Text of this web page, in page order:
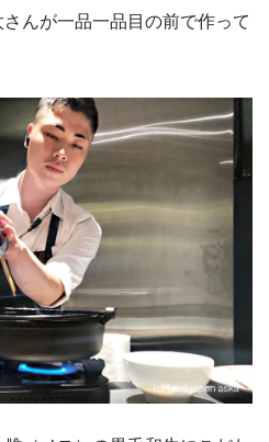
んが一品一品目の前で作って